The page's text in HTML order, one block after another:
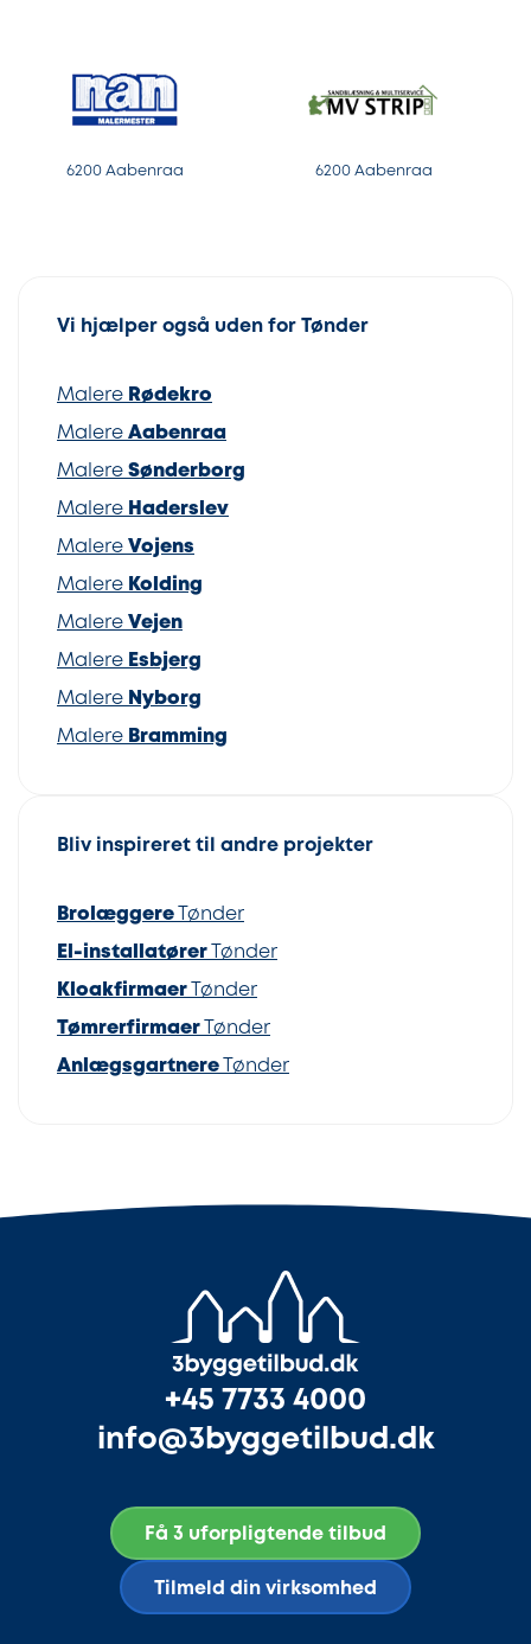
6200 Aabenraa 6200 Aabenraa
Vi hjælper også uden for Tønder
Malere Rødekro
Malere Aabenraa
Malere Sønderborg
Malere Haderslev
Malere Vojens
Malere Kolding
Malere Vejen
Malere Esbjerg
Malere Nyborg
Malere Bramming
Bliv inspireret til andre projekter
Brolæggere Tønder
El-installatører Tønder
Kloakfirmaer Tønder
Tømrerfirmaer Tønder
Anlægsgartnere Tønder
+45 7733 4000
info@3byggetilbud.dk
Få 3 uforpligtende tilbud
Tilmeld din virksomhed